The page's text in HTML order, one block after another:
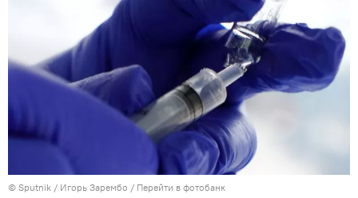
© Sputnik / Игорь Зарембо / Перейти в фотобанк